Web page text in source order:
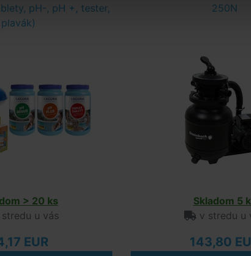
pH-, pH +, tester,
plavák)
> 20 ks
u vás
EUR
250N
Skladom 5
v stredu u
143,80